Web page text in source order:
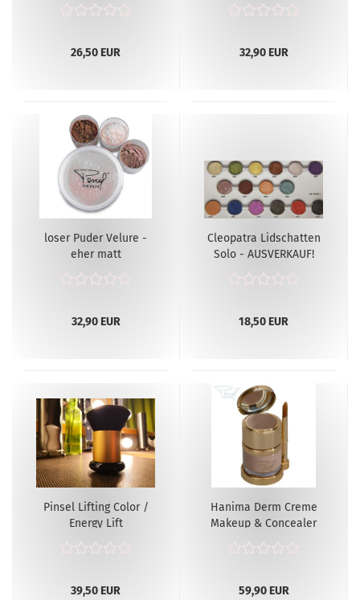
26,50 EUR 32,90 EUR
loser Puder Velure -
eher matt
32,90 EUR
Cleopatra Lidschatten
Solo - AUSVERKAUF!
18,50 EUR
Pinsel Lifting Color /
Energy Lift
39,50 EUR
Hanima Derm Creme
Makeup & Concealer
59,90 EUR